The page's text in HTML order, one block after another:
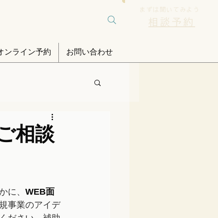
ンライン予約 お問い合わせ
まずは聞いてみよう
相談予約
相談
に、 WEB面
事業のアイデ